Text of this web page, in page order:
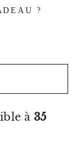
?
à 35